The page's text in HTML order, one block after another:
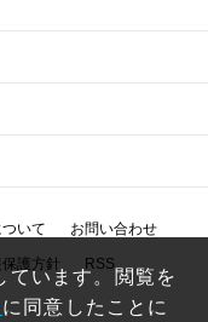
いて お問い合わせ
護方針 RSS
ています。閲覧を
に同意したことに